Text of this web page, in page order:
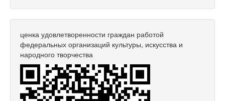
ценка удовлетворенности граждан работой
федеральных организаций культуры, искусства и
народного творчества